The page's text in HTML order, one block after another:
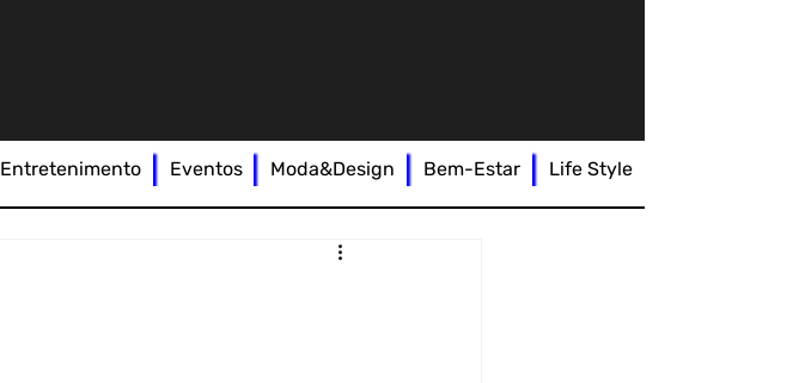
Entretenimento Eventos Moda&Design Bem-Estar Life Style